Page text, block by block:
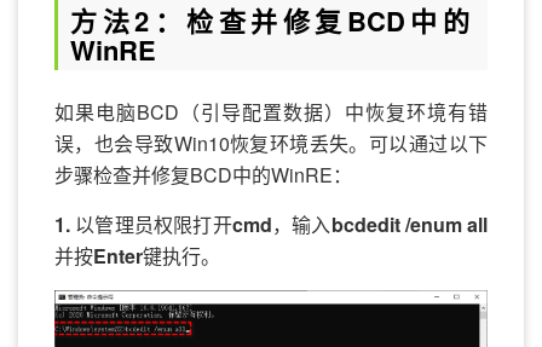
方法2：检查并修复BCD中的
WinRE
如果电脑BCD（引导配置数据）中恢复环境有错
误，也会导致Win10恢复环境丢失。可以通过以下
步骤检查并修复BCD中的WinRE：
1. 以管理员权限打开cmd，输入bcdedit /enum all
并按Enter键执行。